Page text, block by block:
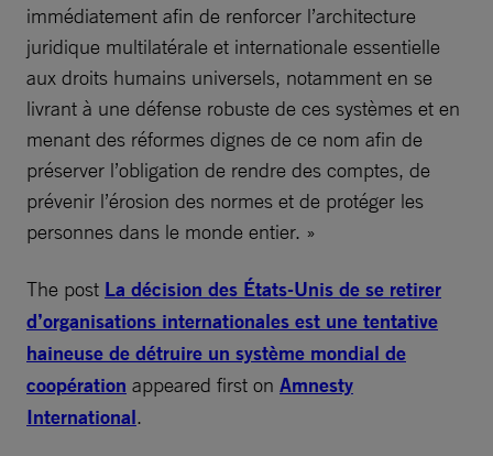
immédiatement afin de renforcer l’architecture
juridique multilatérale et internationale essentielle
aux droits humains universels, notamment en se
livrant à une défense robuste de ces systèmes et en
menant des réformes dignes de ce nom afin de
préserver l’obligation de rendre des comptes, de
prévenir l’érosion des normes et de protéger les
personnes dans le monde entier. »
The post La décision des États-Unis de se retirer
d’organisations internationales est une tentative
haineuse de détruire un système mondial de
coopération appeared first on Amnesty
International.